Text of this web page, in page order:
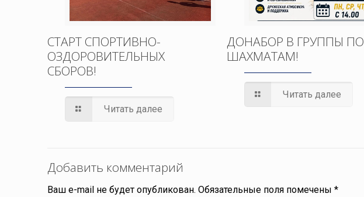
СТАРТ СПОРТИВНО-
ОЗДОРОВИТЕЛЬНЫХ
СБОРОВ!
Читать далее
ДОНАБОР В ГРУППЫ ПО
ШАХМАТАМ!
Читать далее
Добавить комментарий
Ваш e-mail не будет опубликован. Обязательные поля помечены*